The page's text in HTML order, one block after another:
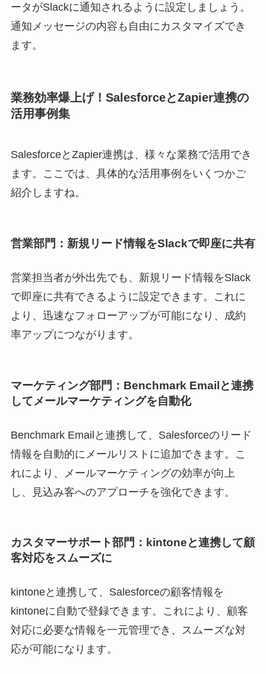
ータがSlackに通知されるように設定しましょう。
通知メッセージの内容も自由にカスタマイズでき
ます。
業務効率爆上げ！SalesforceとZapier連携の
活用事例集
SalesforceとZapier連携は、様々な業務で活用でき
ます。ここでは、具体的な活用事例をいくつかご
紹介しますね。
営業部門：新規リード情報をSlackで即座に共有
営業担当者が外出先でも、新規リード情報をSlack
で即座に共有できるように設定できます。これに
より、迅速なフォローアップが可能になり、成約
率アップにつながります。
マーケティング部門：Benchmark Emailと連携
してメールマーケティングを自動化
Benchmark Emailと連携して、Salesforceのリード
情報を自動的にメールリストに追加できます。こ
れにより、メールマーケティングの効率が向上
し、見込み客へのアプローチを強化できます。
カスタマーサポート部門：kintoneと連携して顧
客対応をスムーズに
kintoneと連携して、Salesforceの顧客情報を
kintoneに自動で登録できます。これにより、顧客
対応に必要な情報を一元管理でき、スムーズな対
応が可能になります。